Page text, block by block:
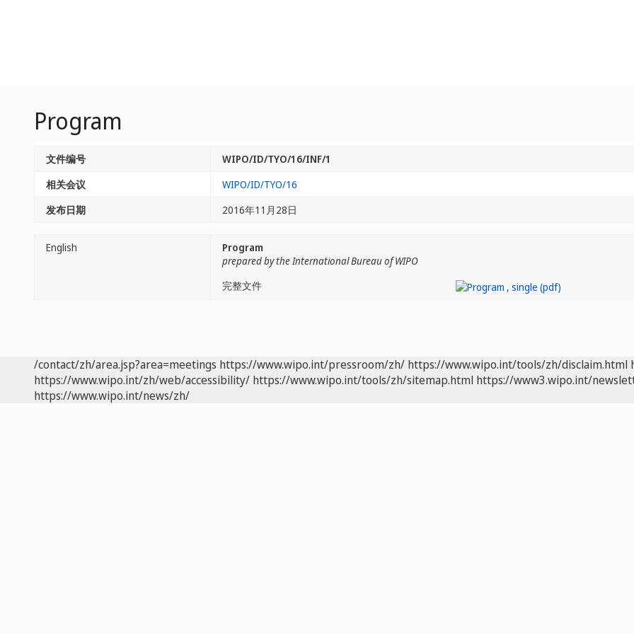
Program
文件编号
WIPO/ID/TYO/16/INF/1
相关会议
WIPO/ID/TYO/16
发布日期
2016年11月28日
English
Program
prepared by the International Bureau of WIPO
完整文件
/contact/zh/area.jsp?area=meetings https://www.wipo.int/pressroom/zh/ https://www.wipo.int/tools/zh/disclaim.html
https://www.wipo.int/zh/web/accessibility/ https://www.wipo.int/tools/zh/sitemap.html https://www3.wipo.int/
https://www.wipo.int/news/zh/